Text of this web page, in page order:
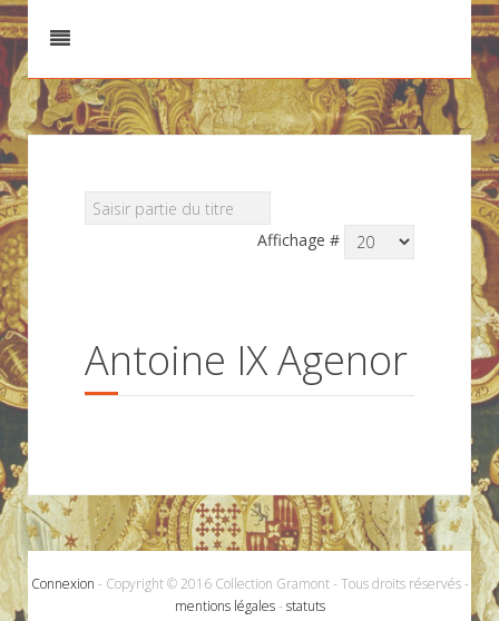
Affichage #
Antoine IX Agenor
Connexion - Copyright © 2016 Collection Gramont - Tous droits réservés -
mentions légales- statuts